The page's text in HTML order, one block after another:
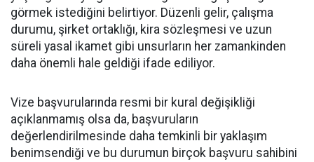
görmek istediğini belirtiyor. Düzenli gelir, çalışma
durumu, şirket ortaklığı, kira sözleşmesi ve uzun
süreli yasal ikamet gibi unsurların her zamankinden
daha önemli hale geldiği ifade ediliyor.
Vize başvurularında resmi bir kural değişikliği
açıklanmamış olsa da, başvuruların
değerlendirilmesinde daha temkinli bir yaklaşım
benimsendiği ve bu durumun birçok başvuru sahibini